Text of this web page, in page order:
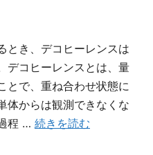
とき、デコヒーレンスは
デコヒーレンスとは、量
とで、重ね合わせ状態に
体からは観測できなくな
程 … 続きを読む